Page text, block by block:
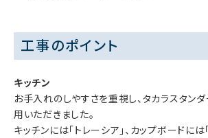
工事のポイント
キッチン
お手入れのしやすさを重視し、タカラスタン
用いただきました。
キッチンには「トレーシア」、カップボードには